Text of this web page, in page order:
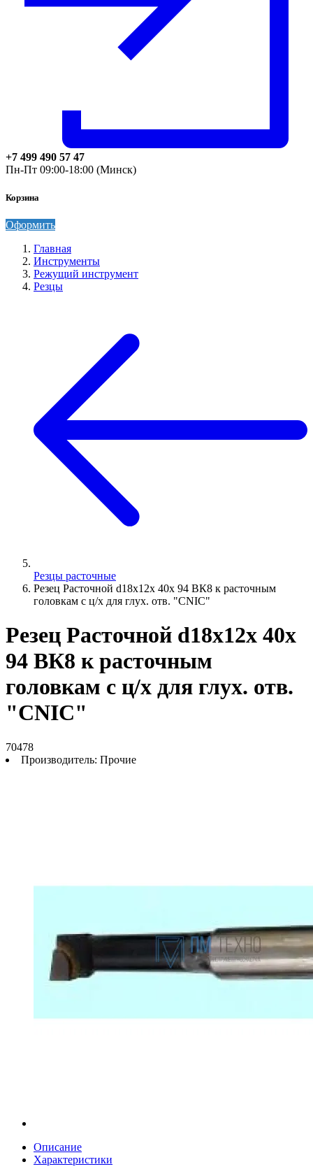
+7 499 490 57 47
Пн-Пт 09:00-18:00 (Минск)
Корзина
Оформить
Главная
Инструменты
Режущий инструмент
Резцы
Резцы расточные
Резец Расточной d18х12х 40х 94 ВК8 к расточным
головкам с ц/х для глух. отв. "CNIC"
Резец Расточной d18х12х 40х
94 ВК8 к расточным
головкам с ц/х для глух. отв.
"CNIC"
70478
Производитель: Прочие
Описание
Характеристики